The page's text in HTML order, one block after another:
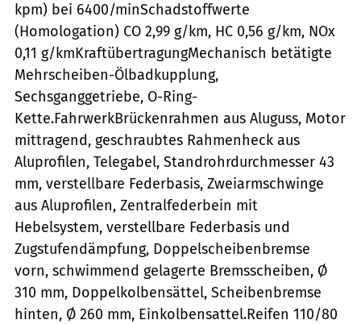
kpm) bei 6400/minSchadstoffwerte
(Homologation) CO 2,99 g/km, HC 0,56 g/km, NOx
0,11 g/kmKraftübertragungMechanisch betätigte
Mehrscheiben-Ölbadkupplung,
Sechsganggetriebe, O-Ring-
Kette.FahrwerkBrückenrahmen aus Aluguss, Motor
mittragend, geschraubtes Rahmenheck aus
Aluprofilen, Telegabel, Standrohrdurchmesser 43
mm, verstellbare Federbasis, Zweiarmschwinge
aus Aluprofilen, Zentralfederbein mit
Hebelsystem, verstellbare Federbasis und
Zugstufendämpfung, Doppelscheibenbremse
vorn, schwimmend gelagerte Bremsscheiben, Ø
310 mm, Doppelkolbensättel, Scheibenbremse
hinten, Ø 260 mm, Einkolbensattel.Reifen 110/80